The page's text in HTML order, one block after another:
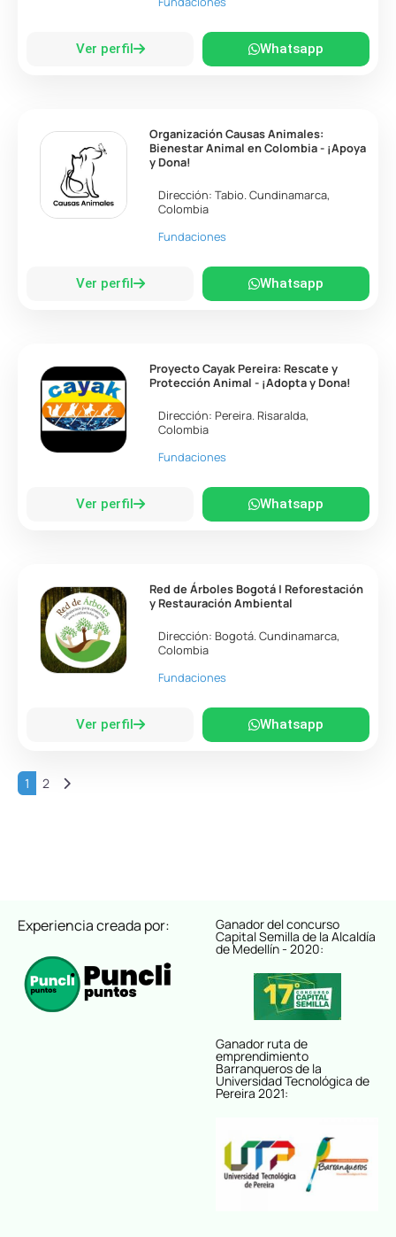
Ver perfil Whatsapp
Organización Causas Animales:
Bienestar Animal en Colombia - ¡Apoya
y Dona!
Dirección:Tabio.Cundinamarca,
Colombia
Fundaciones
Ver perfil Whatsapp
Proyecto Cayak Pereira: Rescate y
Protección Animal - ¡Adopta y Dona!
Dirección: Pereira. Risaralda,
Colombia
Fundaciones
Ver perfil Whatsapp
Red de Árboles Bogotá | Reforestación
y Restauración Ambiental
Dirección: Bogotá.Cundinamarca,
Colombia
Fundaciones
Ver perfil Whatsapp
1 2 Entradas anteriores
Experiencia creada por: Ganador del concurso
Capital Semilla de la Alcaldía
de Medellín - 2020:
Ganador ruta de
emprendimiento
Barranqueros de la
Universidad Tecnológica de
Pereira 2021: